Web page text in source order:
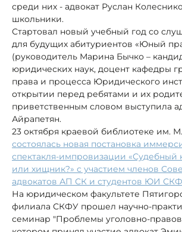
среди них - адвокат Руслан
школьники.
Стартовал новый учебный год со
для будущих абитуриентов «Юный
(руководитель Марина Бычко –
юридических наук, доцент кафедры
права и процесса Юридического
открытии перед ребятами и их
приветственным словом выступила
Айрапетян.
23 октября краевой библиотеке им.
состоялась новая постановка
спектакля-импровизации «Судебный
или хищник?» с участием членов
адвокатов АП СК и студентов ЮИ
На юридическом факультете
филиала СКФУ прошел научно-
семинар "Проблемы уголовно-